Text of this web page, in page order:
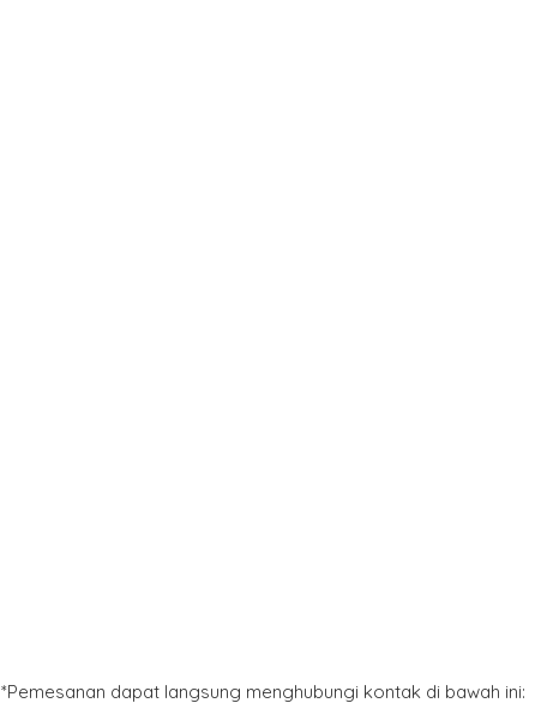
*Pemesanan dapat langsung menghubungi kontak di bawah ini: